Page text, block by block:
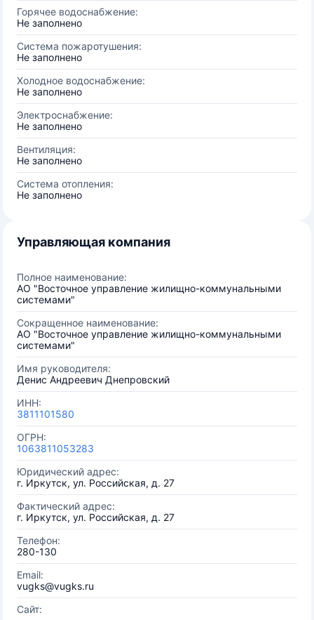
Горячее водоснабжение:
Не заполнено
Система пожаротушения:
Не заполнено
Холодное водоснабжение:
Не заполнено
Электроснабжение:
Не заполнено
Вентиляция:
Не заполнено
Система отопления:
Не заполнено
Управляющая компания
Полное наименование:
АО "Восточное управление жилищно-коммунальными
системами"
Сокращенное наименование:
АО "Восточное управление жилищно-коммунальными
системами"
Имя руководителя:
Денис Андреевич Днепровский
ИНН:
3811101580
ОГРН:
1063811053283
Юридический адрес:
г. Иркутск, ул. Российская, д. 27
Фактический адрес:
г. Иркутск, ул. Российская, д. 27
Телефон:
280-130
Email:
vugks@vugks.ru
Сайт: